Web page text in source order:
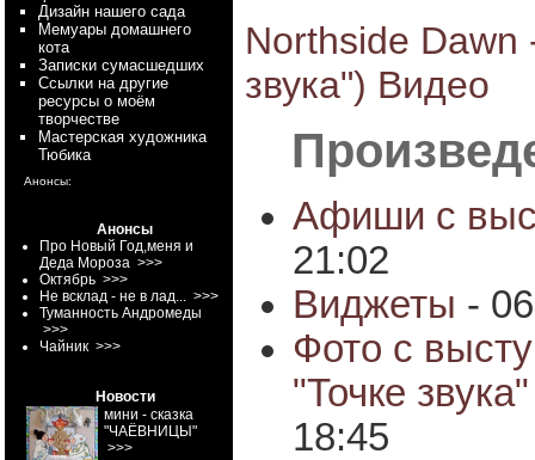
Дизайн нашего сада
Мемуары домашнего
кота
Записки сумасшедших
Ссылки на другие
ресурсы о моём
творчестве
Мастерская художника
Тюбика
Анонсы:
Анонсы
Про Новый Год,меня и
Деда Мороза >>>
Октябрь >>>
Не всклад - не в лад... >>>
Туманность Андромеды
>>>
Чайник >>>
Новости
мини - сказка
"ЧАЁВНИЦЫ"
>>>
Northside
звука") Видео
Афиши с
21:02
Виджеты -
Фото с
"Точке
18:45